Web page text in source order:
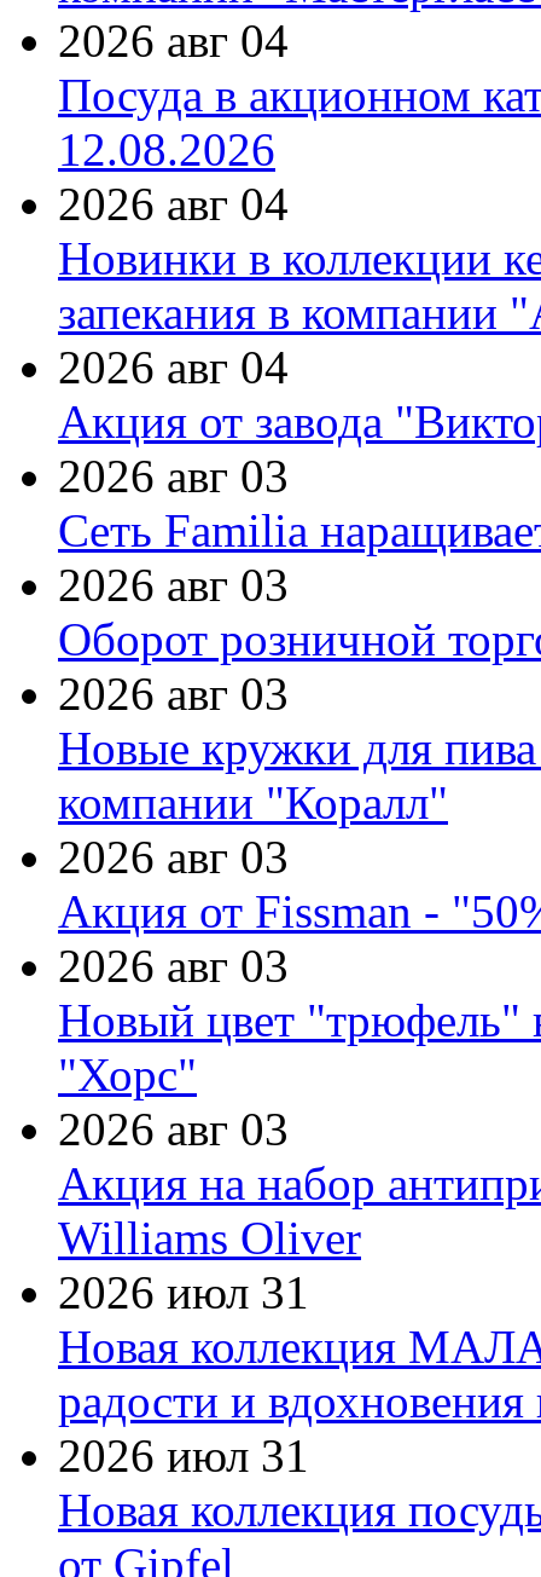
2026 авг 04
Посуда в акционном
12.08.2026
2026 авг 04
Новинки в коллекции
запекания в компании
2026 авг 04
Акция от завода
2026 авг 03
Сеть Familia
2026 авг 03
Оборот розничной
2026 авг 03
Новые кружки для
компании "Коралл"
2026 авг 03
Акция от Fissman -
2026 авг 03
Новый цвет "трюфель"
"Хорс"
2026 авг 03
Акция на набор
Williams Oliver
2026 июл 31
Новая коллекция
радости и
2026 июл 31
Новая коллекция
от Gipfel